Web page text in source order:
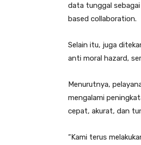
data tunggal
based collaboration.
Selain itu, juga
anti moral hazard,
Menurutnya,
mengalami
cepat, akurat, dan
“Kami terus